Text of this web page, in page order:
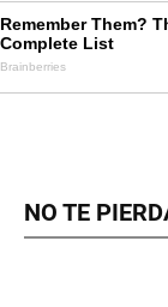
NO TE